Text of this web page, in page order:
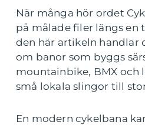
När många hör ordet
på målade filer längs en
den här artikeln handlar
om banor som byggs
mountainbike, BMX och
små lokala slingor till
En modern cykelbana